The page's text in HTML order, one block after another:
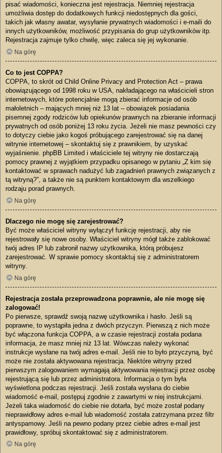
pisać wiadomości, konieczna jest rejestracja. Niemniej rejestracja
umożliwia dostęp do dodatkowych funkcji niedostępnych dla gości,
takich jak własny awatar, wysyłanie prywatnych wiadomości i e-maili do
innych użytkowników, możliwość przypisania do grup użytkowników itp.
Rejestracja zajmuje tylko chwilę, więc zaleca się jej wykonanie.
Na górę
Co to jest COPPA?
COPPA, to skrót od Child Online Privacy and Protection Act – prawa
obowiązującego od 1998 roku w USA, nakładającego na właścicieli stron
internetowych, które potencjalnie mogą zbierać informacje od osób
małoletnich – mających mniej niż 13 lat – obowiązek posiadania
pisemnej zgody rodziców lub opiekunów prawnych na zbieranie informacji
prywatnych od osób poniżej 13 roku życia. Jeżeli nie masz pewności czy
to dotyczy ciebie jako kogoś próbującego zarejestrować się na danej
witrynie internetowej – skontaktuj się z prawnikiem, by uzyskać
wyjaśnienie. phpBB Limited i właściciele tej witryny nie dostarczają
pomocy prawnej z wyjątkiem przypadku opisanego w pytaniu „Z kim się
kontaktować w sprawach nadużyć lub zagadnień prawnych związanych z
tą witryną?”, a także nie są punktem kontaktowym dla wszelkiego
rodzaju porad prawnych.
Na górę
Dlaczego nie mogę się zarejestrować?
Być może właściciel witryny wyłączył funkcję rejestracji, aby nie
rejestrowały się nowe osoby. Właściciel witryny mógł także zablokować
twój adres IP lub zabronił nazwy użytkownika, którą próbujesz
zarejestrować. W sprawie pomocy skontaktuj się z administratorem
witryny.
Na górę
Rejestracja została przeprowadzona poprawnie, ale nie mogę się
zalogować!
Po pierwsze, sprawdź swoją nazwę użytkownika i hasło. Jeśli są
poprawne, to wystąpiła jedna z dwóch przyczyn. Pierwszą z nich może
być włączona funkcja COPPA, a w czasie rejestracji została podana
informacja, że masz mniej niż 13 lat. Wówczas należy wykonać
instrukcje wysłane na twój adres e-mail. Jeśli nie to było przyczyną, być
może nie została aktywowana rejestracja. Niektóre witryny przed
pierwszym zalogowaniem wymagają aktywowania rejestracji przez osobę
rejestrującą się lub przez administratora. Informacja o tym była
wyświetlona podczas rejestracji. Jeśli została wysłana do ciebie
wiadomość e-mail, postępuj zgodnie z zawartymi w niej instrukcjami.
Jeżeli taka wiadomość do ciebie nie dotarła, być może został podany
nieprawidłowy adres e-mail lub wiadomość została zatrzymana przez filtr
antyspamowy. Jeśli na pewno podany przez ciebie adres e-mail jest
prawidłowy, spróbuj skontaktować się z administratorem.
Na górę